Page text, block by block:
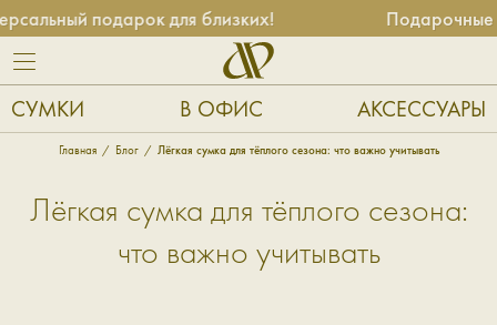
подарок для близких! Подарочные
СУМКИ В ОФИС АКСЕССУАРЫ
Главная Блог Лёгкая сумка для тёплого сезона: что важно учитывать
Лёгкая сумка для тёплого сезона:
что важно учитывать